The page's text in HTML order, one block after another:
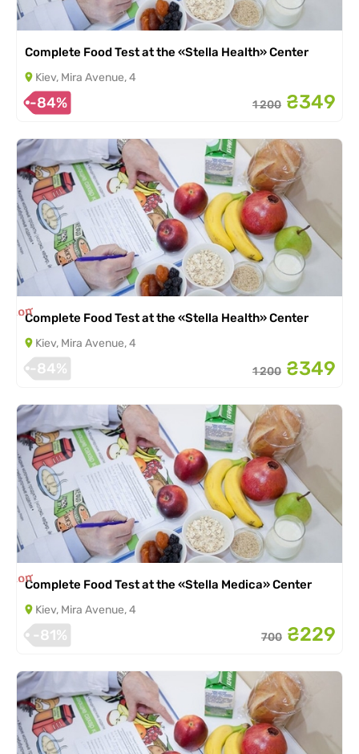
Complete Food Test at the «Stella Health» Center
Kiev, Mira Avenue, 4
-84% 1 200 ₴349
completed
Complete Food Test at the «Stella Health» Center
Kiev, Mira Avenue, 4
-84% 1 200 ₴349
completed
Complete Food Test at the «Stella Medica» Center
Kiev, Mira Avenue, 4
-81% 700 ₴229